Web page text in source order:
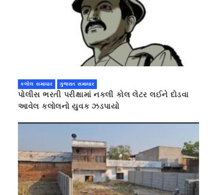
કલોલ સમાચાર ગુજરાત સમાચાર
પોલીસ ભરતી પરીક્ષામાં નકલી કોલ લેટર લઈને દોડવા
આવેલ કલોલનો યુવક ઝડપાયો